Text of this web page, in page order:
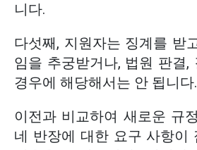
니다.
다섯째, 지원자는 징계를 받
임을 추궁받거나, 법원 판결,
경우에 해당해서는 안 됩니다.
이전과 비교하여 새로운 규
네 반장에 대한 요구 사항이